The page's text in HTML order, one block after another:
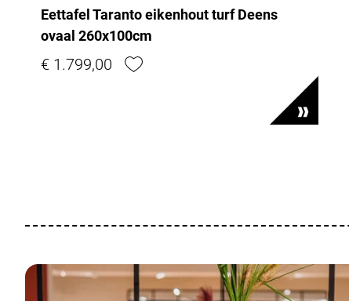
Eettafel Taranto eikenhout turf Deens
ovaal 260x100cm
€ 1.799,00